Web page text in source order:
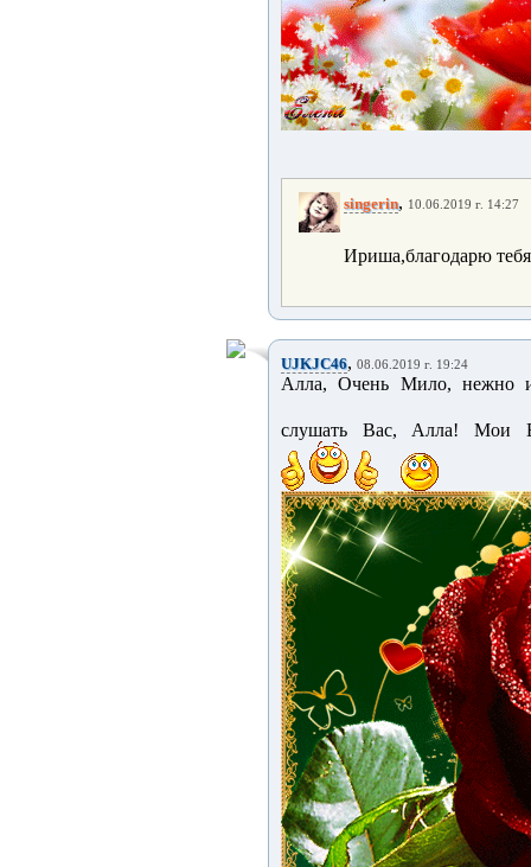
singerin, 10.06.2019 г. 14:27
Ириша,благодарю
UJKJC46, 08.06.2019 г. 19:24
Алла, Очень Мило, нежно
слушать Вас, Алла! Мои